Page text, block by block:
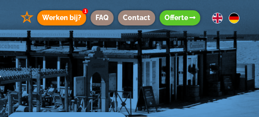
☆ Werken bij?
1
FAQ Contact Offerte